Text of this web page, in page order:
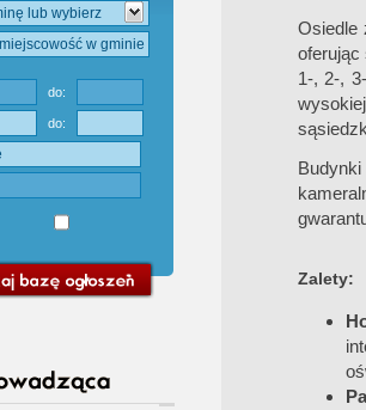
do:
do:
Osiedle
oferując
1-, 2-,
Zalety: